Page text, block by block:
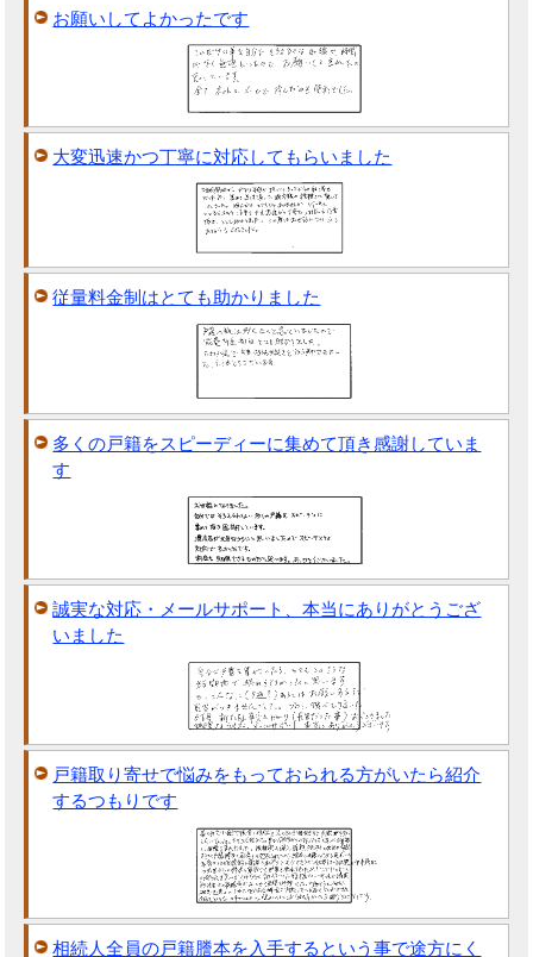
お願いしてよかったです
大変迅速かつ丁寧に対応してもらいました
従量料金制はとても助かりました
多くの戸籍をスピーディーに集めて頂き感謝していま
す
誠実な対応・メールサポート、本当にありがとうござ
いました
戸籍取り寄せで悩みをもっておられる方がいたら紹介
するつもりです
相続人全員の戸籍謄本を入手するという事で途方にく